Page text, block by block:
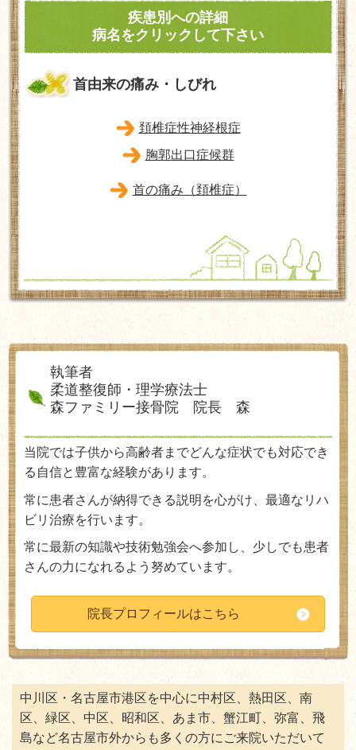
疾患別への詳細
病名をクリックして下さい
首由来の痛み・しびれ
頚椎症性神経根症
胸郭出口症候群
首の痛み（頚椎症）
執筆者
柔道整復師・理学療法士
森ファミリー接骨院 院長 森
当院では子供から高齢者までどんな症状でも対応でき
る自信と豊富な経験があります。
常に患者さんが納得できる説明を心がけ、最適なリハ
ビリ治療を行います。
常に最新の知識や技術勉強会へ参加し、少しでも患者
さんの力になれるよう努めています。
院長プロフィールはこちら
中川区・名古屋市港区を中心に中村区、熱田区、南
区、緑区、中区、昭和区、あま市、蟹江町、弥富、飛
島など名古屋市外からも多くの方にご来院いただいて